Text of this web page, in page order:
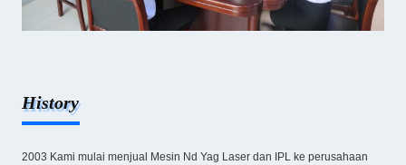
History
2003 Kami mulai menjual Mesin Nd Yag Laser dan IPL ke perusahaan